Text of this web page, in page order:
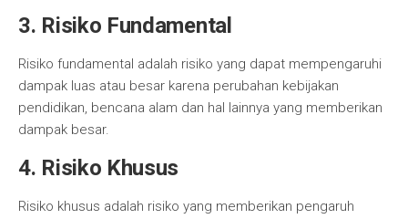
3. Risiko Fundamental
Risiko fundamental adalah risiko yang dapat mempengaruhi
dampak luas atau besar karena perubahan kebijakan
pendidikan, bencana alam dan hal lainnya yang memberikan
dampak besar.
4. Risiko Khusus
Risiko khusus adalah risiko yang memberikan pengaruh